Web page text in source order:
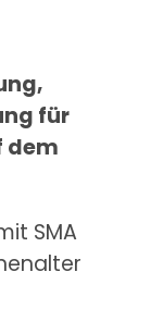
für
dem
SMA